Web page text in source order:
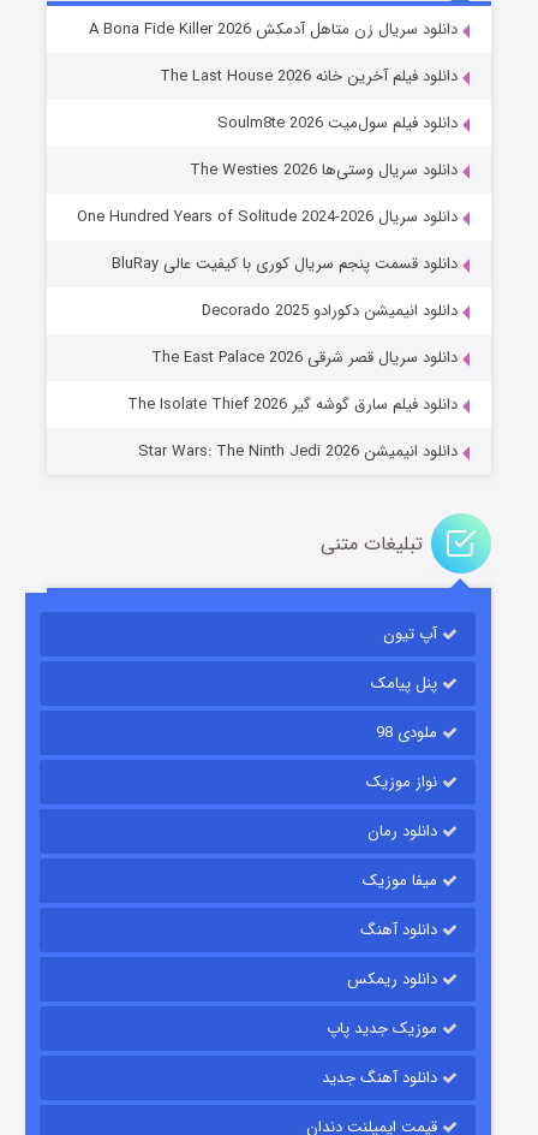
شوگر فصل ۲
خاندان اژدها فصل ۳
قسمت6 (زیرنویس) منتشر شد
قسمت
دانلود سریال زن متاهل آدمکش A Bona Fide Killer 2026
دانلود فیلم آخرین خانه The Last House 2026
دانلود فیلم سول‌میت Soulm8te 2026
دانلود سریال وستی‌ها The Westies 2026
دانلود سریال One Hundred Years of Solitude 2024-2026
دانلود قسمت پنجم سریال کوری با کیفیت عالی BluRay
دانلود انیمیشن دکورادو Decorado 2025
دانلود سریال قصر شرقی The East Palace 2026
دانلود فیلم سارق گوشه گیر The Isolate Thief 2026
دانلود انیمیشن Star Wars: The Ninth Jedi 2026
تبلیغات متنی
آپ تیون
پنل پیامک
ملودی 98
نواز موزیک
دانلود رمان
میفا موزیک
دانلود آهنگ
دانلود ریمکس
موزیک جدید پاپ
دانلود آهنگ جدید
قیمت ایمپلنت دندان